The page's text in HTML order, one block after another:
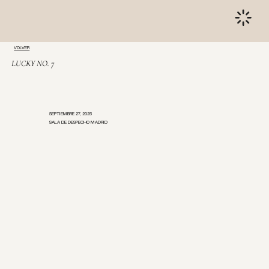
VOLVER
LUCKY NO. 7
SEPTIEMBRE 27, 2025
SALA DE DESPECHO MADRID